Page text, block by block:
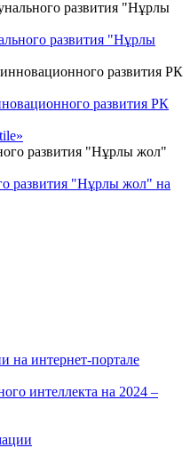
развития "Нұрлы
развития РК
развития "Нұрлы жол" на
на интернет-портале
интеллекта на 2024 –